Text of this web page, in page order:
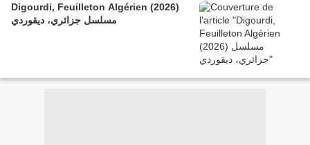
Digourdi, Feuilleton Algérien (2026)
مسلسل جزائري، ديقوردي